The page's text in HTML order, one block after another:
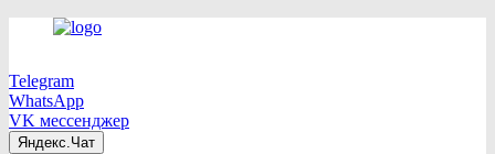
Telegram
WhatsApp
VK мессенджер
Яндекс.Чат